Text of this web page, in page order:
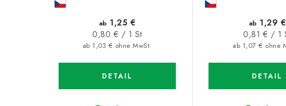
ab 1,03 € ohne MwSt.
ab 1,25 €
Verkaufspreis:
0,80 € / 1 St
DETAIL
ab 1,07 € ohne
ab 1,29 €
0,81 € / 1
DETAIL